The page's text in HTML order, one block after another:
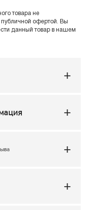
товара не
офертой. Вы
данный товар в нашем